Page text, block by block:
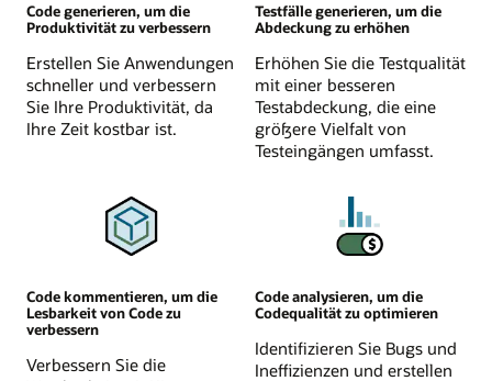
Code generieren, um die
Produktivität zu verbessern
Erstellen Sie Anwendungen
schneller und verbessern
Sie Ihre Produktivität, da
Ihre Zeit kostbar ist.
Testfälle generieren, um die
Abdeckung zu erhöhen
Erhöhen Sie die Testqualität
mit einer besseren
Testabdeckung, die eine
größere Vielfalt von
Testeingängen umfasst.
Code kommentieren, um die
Lesbarkeit von Code zu
verbessern
Verbessern Sie die
Code analysieren, um die
Codequalität zu optimieren
Identifizieren Sie Bugs und
Ineffizienzen und erstellen